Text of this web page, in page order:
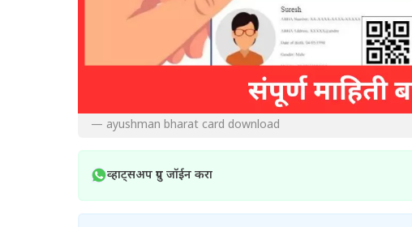
— ayushman bharat card download
व्हाट्सअप ग्रुप जॉईन करा